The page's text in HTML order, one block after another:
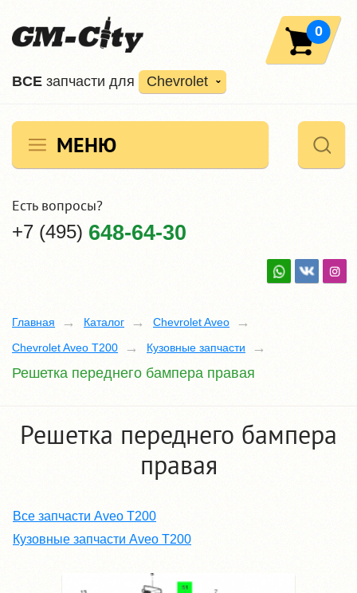
ВCE запчасти для Chevrolet
0
МЕНЮ
Есть вопросы?
+7 (495) 648-64-30
Главная Каталог
Chevrolet Aveo
Chevrolet Aveo T200
Кузовные запчасти
Решетка переднего бампера правая
Решетка переднего бампера
правая
Все запчасти Aveo T200
Кузовные запчасти Aveo T200